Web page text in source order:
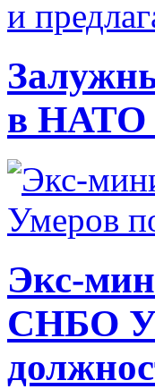
в НАТО
Экс-
СНБО